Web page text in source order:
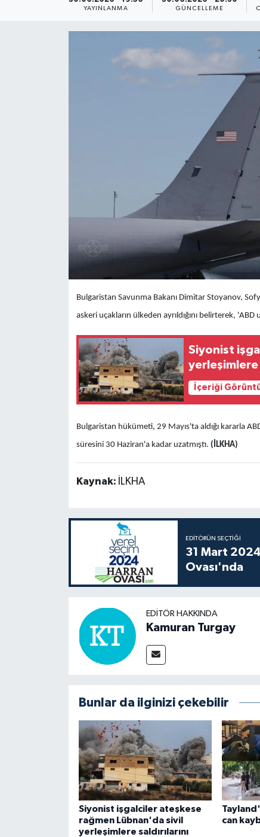
YAYINLANMA GÜNCELLEME
Bulgaristan Savunma Bakanı Dimitar Stoyanov,
askeri uçakların ülkeden ayrıldığını belirterek,
Siyonist
yerleşimlere
İçeriği
Bulgaristan hükümeti, 29 Mayıs'ta aldığı kararla
süresini 30 Haziran'a kadar uzatmıştı. (İLKHA)
Kaynak: İLKHA
EDITÖRÜN SEÇTIĞI
31 Mart 2024
Ovası'nda
EDITÖR HAKKINDA
Kamuran Turgay
Bunlar da ilginizi çekebilir
Siyonist işgalciler ateşkese
rağmen Lübnan'da sivil
yerleşimlere saldırılarını
can